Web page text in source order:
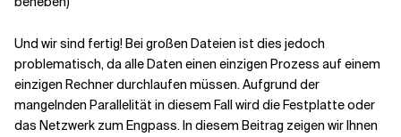
Und wir sind fertig! Bei großen Dateien ist dies jedoch
problematisch, da alle Daten einen einzigen Prozess auf einem
einzigen Rechner durchlaufen müssen. Aufgrund der
mangelnden Parallelität in diesem Fall wird die Festplatte oder
das Netzwerk zum Engpass. In diesem Beitrag zeigen wir Ihnen